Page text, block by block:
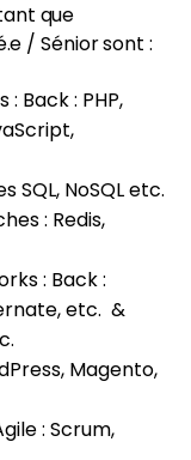
que
/ Sénior sont :
Back : PHP,
SQL, NoSQL etc.
: Redis,
: Back :
etc. &
Magento,
: Scrum,